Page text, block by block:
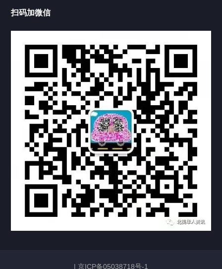
热门标签 TAG
机构链接
联系方式 关于我们
下载与支持
资料下载 视频中心
常见问题
购买流程 版权条款
扫码加微信
| 京ICP备05038718号-1